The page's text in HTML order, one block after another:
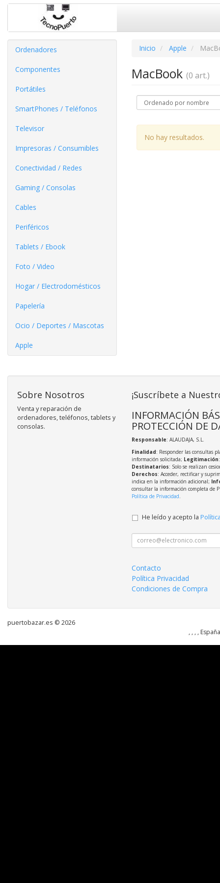
Ordenadores
Componentes
Portátiles
SmartPhones / Teléfonos
Televisor
Impresoras / Consumibles
Conectividad / Redes
Gaming / Consolas
Cables
Periféricos
Tablets / Ebook
Foto / Video
Hogar / Electrodomésticos
Papelería
Ocio / Deportes / Mascotas
Apple
Inicio Apple
MacBook (0 art.)
No hay resultados.
Sobre Nosotros
Venta y reparación de
ordenadores, teléfonos, tablets y
consolas.
¡Suscríbete a
INFORMACIÓN
PROTECCIÓN DE
Responsable: ALAUDAJA, S.L.
Finalidad: Responder las consultas
información solicitada; Legitimación
Destinatarios: Solo se realizan
Derechos: Acceder, rectificar y
indica en la información adicional;
consultar la información completa de
Política de Privacidad.
He leído y acepto la
Contacto
Política Privacidad
Condiciones de Compra
puertobazar.es © 2026
, , , ,